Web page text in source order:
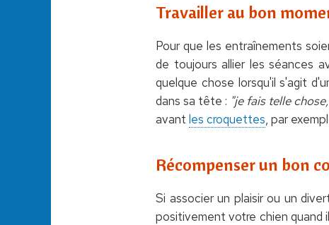
Travailler au bon
Pour que les entraînements
de toujours allier les séances
quelque chose lorsqu'il s'agit
dans sa tête : "je fais telle
avant les croquettes, par
Récompenser un bon
Si associer un plaisir ou un
positivement votre chien quand